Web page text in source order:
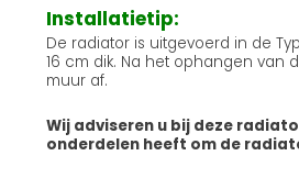
Installatietip:
De radiator is uitgevoerd in de
16 cm dik. Na het ophangen van
muur af.
Wij adviseren u bij deze
onderdelen heeft om de